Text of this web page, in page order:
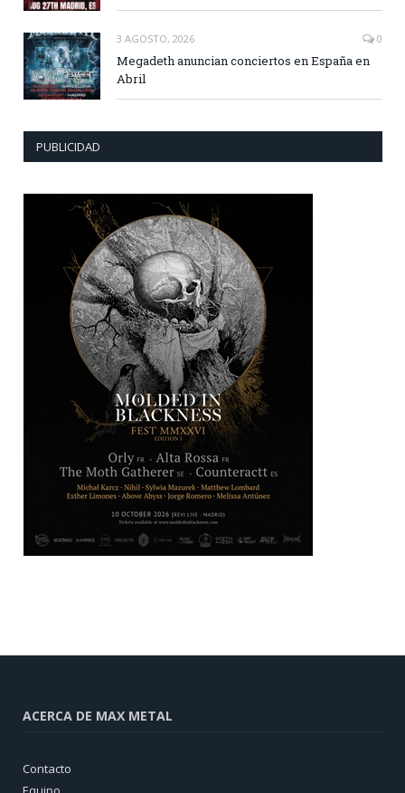
3 AGOSTO, 2026 0
Megadeth anuncian conciertos en España en
Abril
PUBLICIDAD
ACERCA DE MAX METAL
Contacto